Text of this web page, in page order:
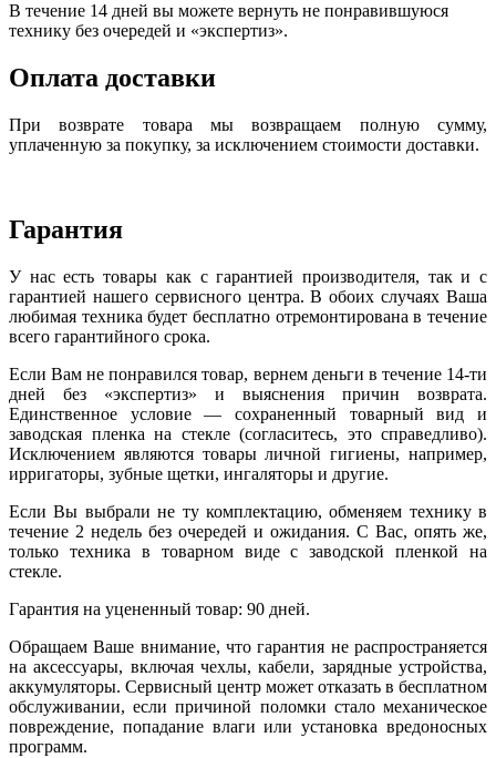
В течение 14 дней вы можете вернуть не понравившуюся
технику без очередей и «экспертиз».
Оплата доставки
При возврате товара мы возвращаем полную сумму,
уплаченную за покупку, за исключением стоимости доставки.
Гарантия
У нас есть товары как с гарантией производителя, так и с
гарантией нашего сервисного центра. В обоих случаях Ваша
любимая техника будет бесплатно отремонтирована в течение
всего гарантийного срока.
Если Вам не понравился товар, вернем деньги в течение 14-ти
дней без «экспертиз» и выяснения причин возврата.
Единственное условие — сохраненный товарный вид и
заводская пленка на стекле (согласитесь, это справедливо).
Исключением являются товары личной гигиены, например,
ирригаторы, зубные щетки, ингаляторы и другие.
Если Вы выбрали не ту комплектацию, обменяем технику в
течение 2 недель без очередей и ожидания. С Вас, опять же,
только техника в товарном виде с заводской пленкой на
стекле.
Гарантия на уцененный товар: 90 дней.
Обращаем Ваше внимание, что гарантия не распространяется
на аксессуары, включая чехлы, кабели, зарядные устройства,
аккумуляторы. Сервисный центр может отказать в бесплатном
обслуживании, если причиной поломки стало механическое
повреждение, попадание влаги или установка вредоносных
программ.